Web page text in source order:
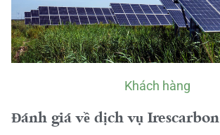
Khách hàng
Đánh giá về dịch vụ Irescarbon